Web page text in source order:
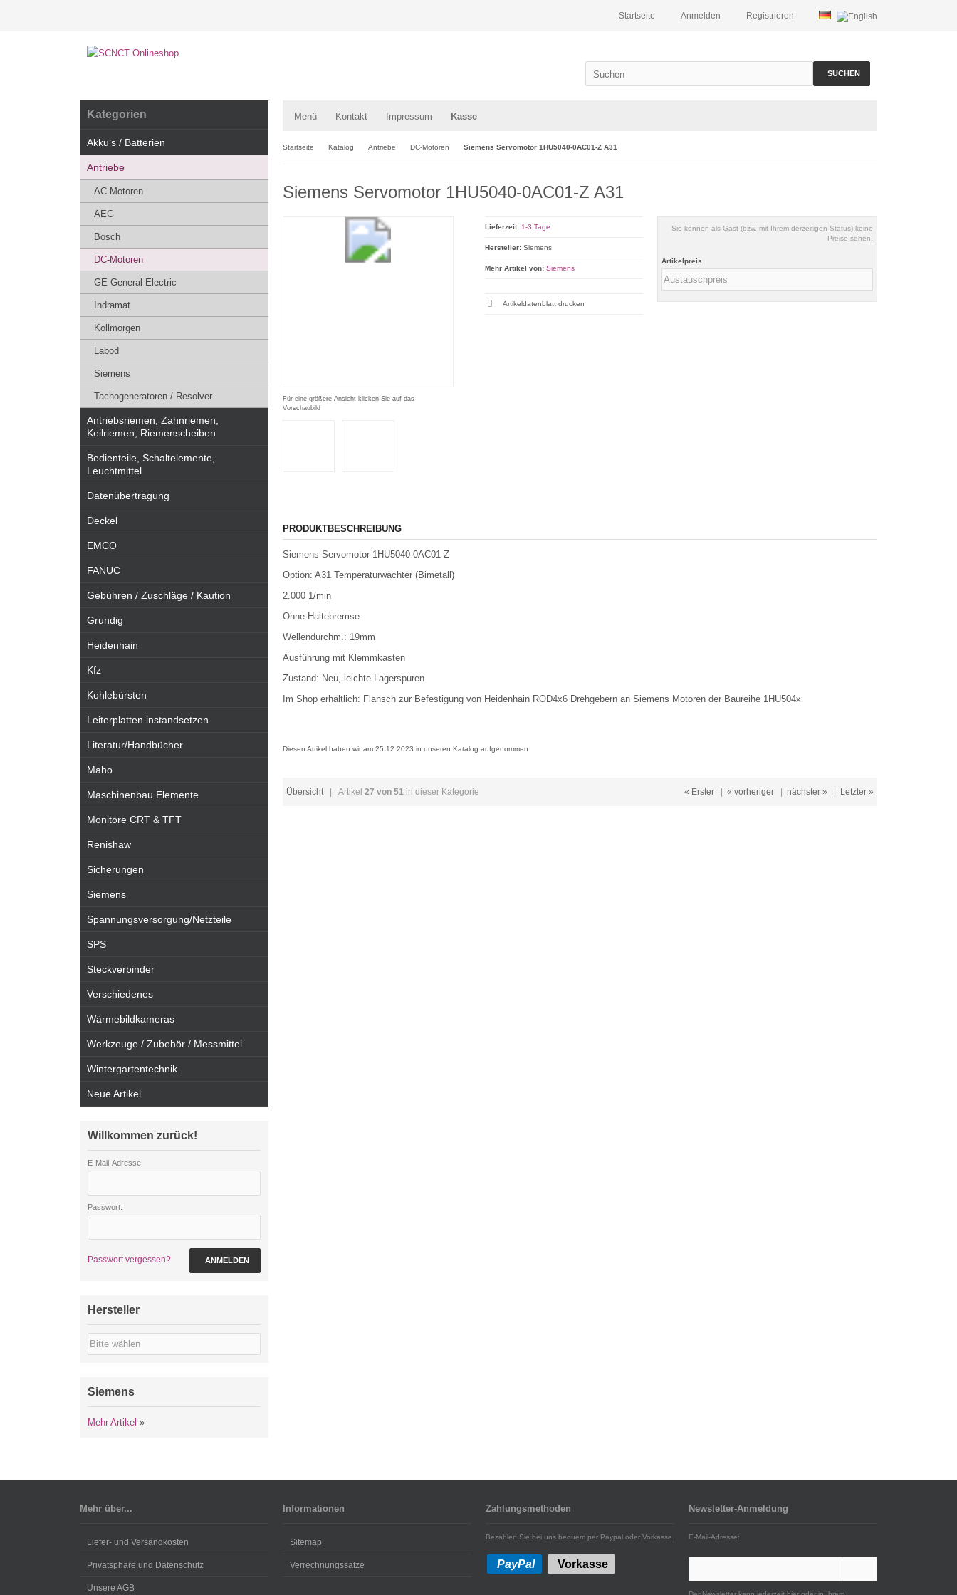
Registrieren
Anmelden
Startseite
SUCHEN
Menü Kontakt Impressum Kasse
Startseite Katalog Antriebe DC-Motoren Siemens Servomotor 1HU5040-0AC01-Z A31
Siemens Servomotor 1HU5040-0AC01-Z A31
Für eine größere Ansicht klicken Sie auf das
Vorschaubild
Sie können als Gast (bzw. mit Ihrem derzeitigen Status) keine
Preise sehen.
Artikelpreis
Lieferzeit: 1-3 Tage
Hersteller: Siemens
Mehr Artikel von: Siemens
Artikeldatenblatt drucken
PRODUKTBESCHREIBUNG
Siemens Servomotor 1HU5040-0AC01-Z
Option: A31 Temperaturwächter (Bimetall)
2.000 1/min
Ohne Haltebremse
Wellendurchm.: 19mm
Ausführung mit Klemmkasten
Zustand: Neu, leichte Lagerspuren
Im Shop erhältlich: Flansch zur Befestigung von Heidenhain ROD4x6 Drehgebern an Siemens Motoren der Baureihe 1HU504x
Diesen Artikel haben wir am 25.12.2023 in unseren Katalog aufgenommen.
Übersicht| Artikel 27 von 51 in dieser Kategorie « Erster « vorheriger nächster » Letzter »
Kategorien
Akku‘s / Batterien
Antriebe
AC-Motoren
AEG
Bosch
DC-Motoren
GE General Electric
Indramat
Kollmorgen
Labod
Siemens
Tachogeneratoren / Resolver
Antriebsriemen, Zahnriemen,
Keilriemen, Riemenscheiben
Bedienteile, Schaltelemente,
Leuchtmittel
Datenübertragung
Deckel
EMCO
FANUC
Gebühren / Zuschläge / Kaution
Grundig
Heidenhain
Kfz
Kohlebürsten
Leiterplatten instandsetzen
Literatur/Handbücher
Maho
Maschinenbau Elemente
Monitore CRT & TFT
Renishaw
Sicherungen
Siemens
Spannungsversorgung/Netzteile
SPS
Steckverbinder
Verschiedenes
Wärmebildkameras
Werkzeuge / Zubehör / Messmittel
Wintergartentechnik
Neue Artikel
Willkommen zurück!
E-Mail-Adresse:
Passwort:
Passwort vergessen? ANMELDEN
Hersteller
Siemens
Mehr Artikel »
Mehr über...
Liefer- und Versandkosten
Privatsphäre und Datenschutz
Unsere AGB
Informationen
Sitemap
Verrechnungssätze
Zahlungsmethoden
Bezahlen Sie bei uns bequem per Paypal oder Vorkasse.
PayPal Vorkasse
Newsletter-Anmeldung
E-Mail-Adresse: